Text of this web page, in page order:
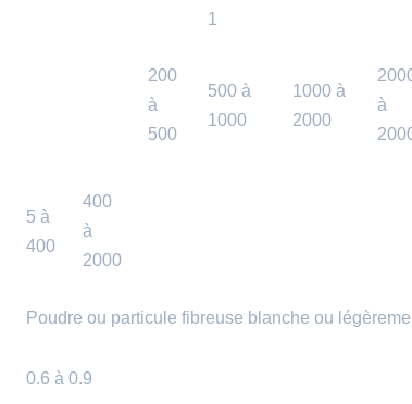
1
200
à
500
500 à
1000
1000 à
2000
à
5 à
400
400
à
2000
Poudre ou particule fibreuse blanche ou
0.6 à 0.9